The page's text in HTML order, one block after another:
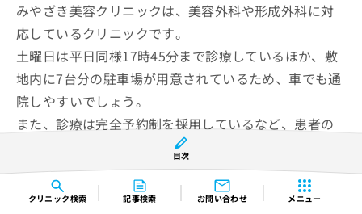
クリニック検索 記事検索 お問い合わせ メニュー
みやざき美容クリニックは、美容外科や形成外科に対
応しているクリニックです。
土曜日は平日同様17時45分まで診療しているほか、敷
地内に7台分の駐車場が用意されているため、車でも通
院しやすいでしょう。
また、診療は完全予約制を採用しているなど、患者の
待ち時間にも配慮されています。
シミ取りにはピコ秒レーザー機器の「PicoSure（ピコ
目次